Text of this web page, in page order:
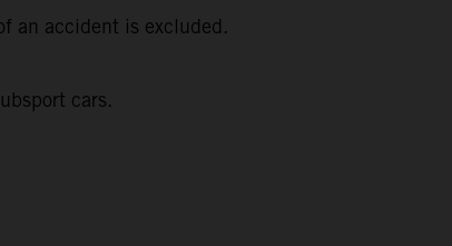
an accident is excluded.
cars.